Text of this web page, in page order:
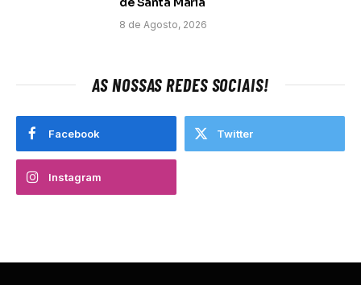
8 de Agosto, 2026
AS NOSSAS REDES SOCIAIS!
Facebook Twitter
Instagram